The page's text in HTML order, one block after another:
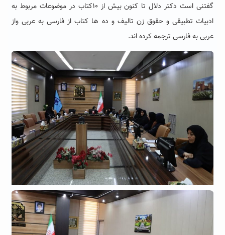
گفتنی است دکتر دلال تا کنون بیش از ۱۰کتاب در موضوعات مربوط به
ادبیات تطبیقی و‌ حقوق زن تالیف و ده ها کتاب از فارسی به عربی واز
عربی به فارسی ترجمه کرده اند.